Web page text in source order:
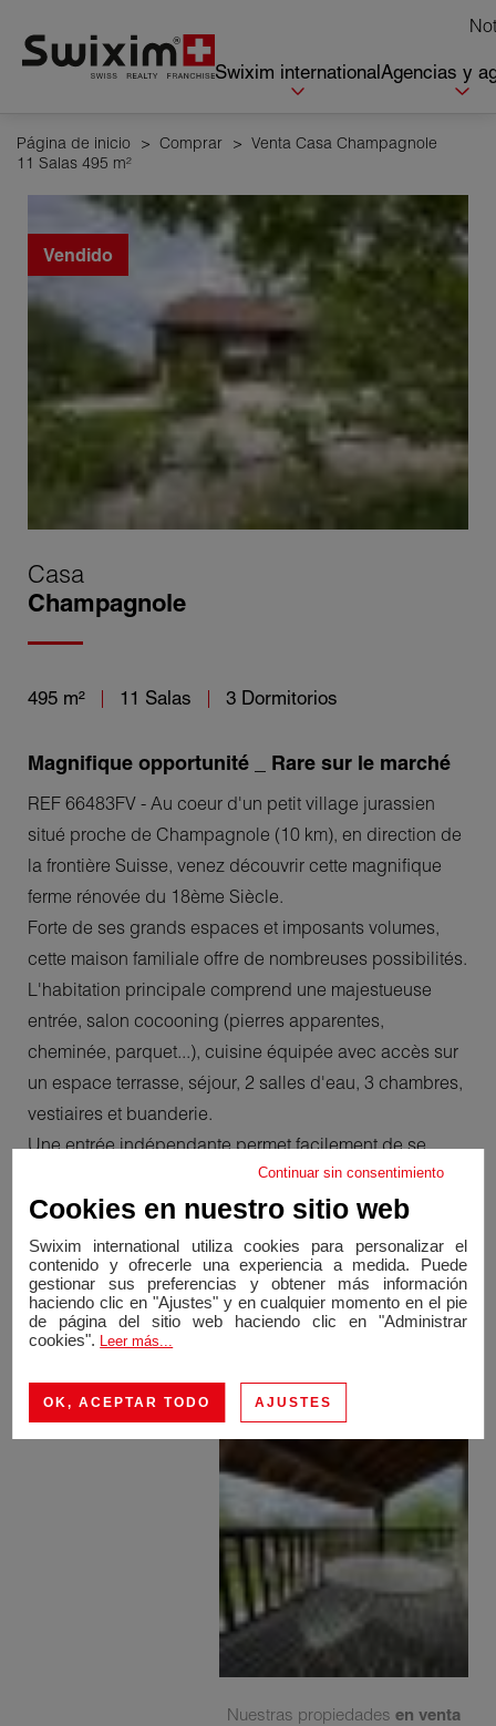
Swixim internationalAgencias y
Página de inicio > Comprar > Venta Casa Champagnole
11 Salas 495 m²
Vendido
Casa
Champagnole
495 m² 11 Salas 3 Dormitorios
Magnifique opportunité _ Rare sur le marché
REF 66483FV - Au coeur d'un petit village jurassien
situé proche de Champagnole (10 km), en direction de
la frontière Suisse, venez découvrir cette magnifique
ferme rénovée du 18ème Siècle.
Forte de ses grands espaces et imposants volumes,
cette maison familiale offre de nombreuses possibilités.
L'habitation principale comprend une majestueuse
entrée, salon cocooning (pierres apparentes,
cheminée, parquet...), cuisine équipée avec accès sur
un espace terrasse, séjour, 2 salles d'eau, 3 chambres,
vestiaires et buanderie.
Une entrée indépendante permet facilement de se
projeter sur l'aménagement d'un appartement
supplémentaire type T4-T5 en R+1.
Un appartement type T2 en rez-de-chaussée vient
compléter le tout.
Des performances énergétiques inégalables, le
charme de l'ancien et le fort potentiel en font un bien
Nuestras propiedades en venta
Continuar sin consentimiento
Cookies en nuestro sitio web
Swixim international utiliza cookies para personalizar el
contenido y ofrecerle una experiencia a medida. Puede
gestionar sus preferencias y obtener más información
haciendo clic en "Ajustes" y en cualquier momento en el pie
de página del sitio web haciendo clic en "Administrar
cookies". Leer más...
OK, ACEPTAR TODO AJUSTES